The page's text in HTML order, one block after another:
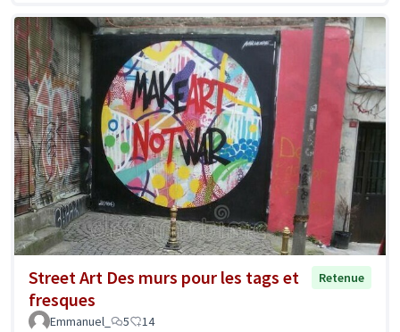
Street Art Des murs pour les tags et
fresques
Retenue
Emmanuel_ 5 14